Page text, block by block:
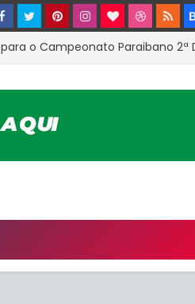
Paraibano 2ª Divisão